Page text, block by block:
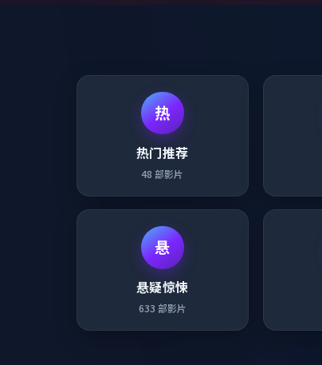
热
热门推荐
48 部影片
悬
悬疑惊悚
633 部影片